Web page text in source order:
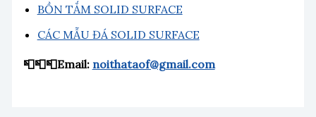
BỒN TẮM SOLID SURFACE
CÁC MẪU ĐÁ SOLID SURFACE
📮📮📮Email: noithataof@gmail.com